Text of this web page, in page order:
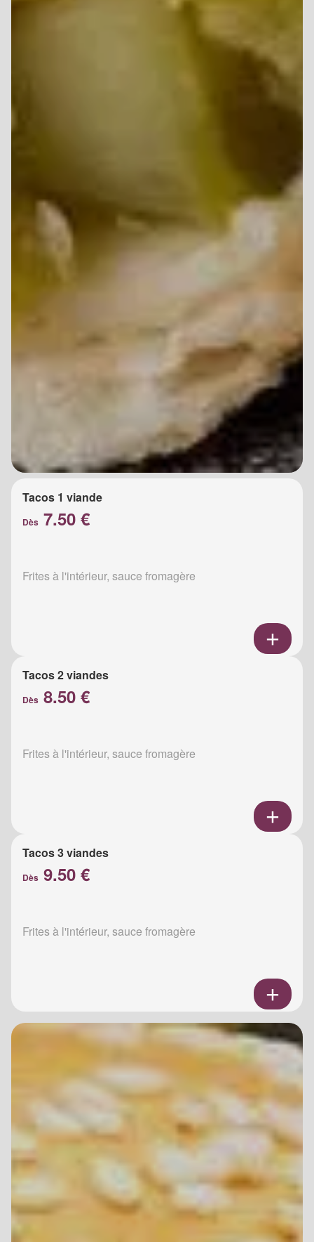
Tacos 1 viande
Dès 7.50 €
Frites à l'intérieur, sauce fromagère
Tacos 2 viandes
Dès 8.50 €
Frites à l'intérieur, sauce fromagère
Tacos 3 viandes
Dès 9.50 €
Frites à l'intérieur, sauce fromagère